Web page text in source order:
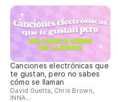
Canciones electrónicas que
te gustan, pero no sabes
cómo se llaman
David Guetta, Chris Brown,
INNA...